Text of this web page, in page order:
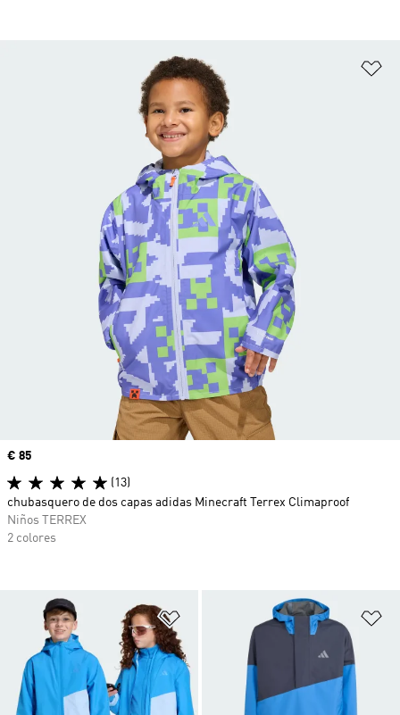
Añadir a la lista de deseos
Precio
€ 85
(13)
chubasquero de dos capas adidas Minecraft Terrex Climaproof
Niños TERREX
2 colores